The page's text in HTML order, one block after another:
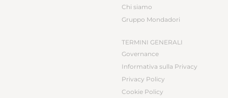
Chi siamo
Gruppo Mondadori
TERMINI GENERALI
Governance
Informativa sulla Privacy
Privacy Policy
Cookie Policy